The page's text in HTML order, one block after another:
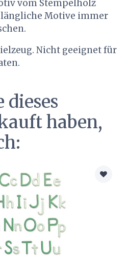
vom Stempelholz
Motive immer
Nicht geeignet für
dieses
haben,